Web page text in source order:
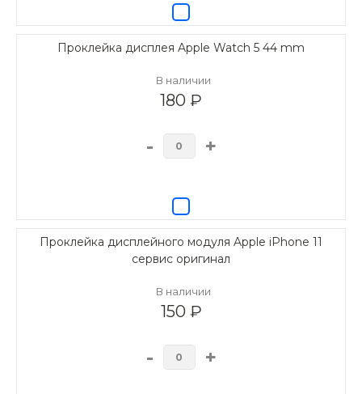
Проклейка дисплея Apple Watch 5 44 mm
В наличии
180 ₽
- +
Проклейка дисплейного модуля Apple iPhone 11
сервис оригинал
В наличии
150 ₽
- +